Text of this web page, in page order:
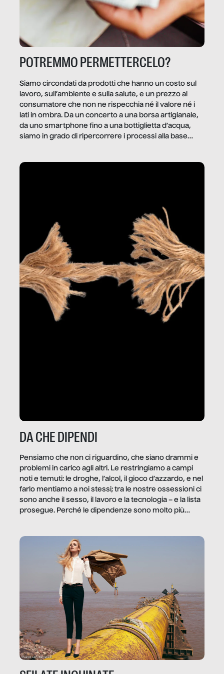
POTREMMO PERMETTERCELO?
Siamo circondati da prodotti che hanno un costo sul
lavoro, sull’ambiente e sulla salute, e un prezzo al
consumatore che non ne rispecchia né il valore né i
lati in ombra. Da un concerto a una borsa artigianale,
da uno smartphone fino a una bottiglietta d’acqua,
siamo in grado di ripercorrere i processi alla base
dietro gli oggetti e i servizi che fanno la nostra vita
DA CHE DIPENDI
Pensiamo che non ci riguardino, che siano drammi e
problemi in carico agli altri. Le restringiamo a campi
noti e temuti: le droghe, l’alcol, il gioco d’azzardo, e nel
farlo mentiamo a noi stessi; tra le nostre ossessioni ci
sono anche il sesso, il lavoro e la tecnologia – e la lista
prosegue. Perché le dipendenze sono molto più
trae un guadagno. In questo reportage vediamo
quale e come.